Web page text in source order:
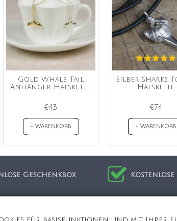
Gold Whale Tail
Anhänger Halskette
€43
+ WARENKORB
Silber Sharks
Halskette
€74
+ WARENKORB
Geschenkbox